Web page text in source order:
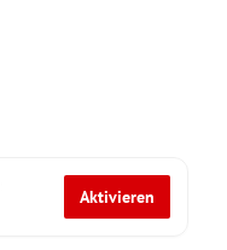
Aktivieren